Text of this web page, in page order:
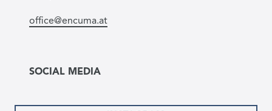
office@encuma.at
SOCIAL MEDIA